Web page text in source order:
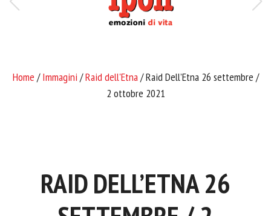
Home /Immagini /Raid dell'Etna/ Raid Dell’Etna 26 settembre /
2 ottobre 2021
RAID DELL’ETNA 26